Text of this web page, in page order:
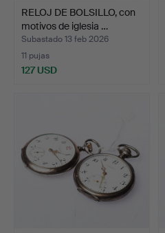
RELOJ DE BOLSILLO, con
motivos de iglesia …
Subastado 13 feb 2026
11 pujas
127 USD